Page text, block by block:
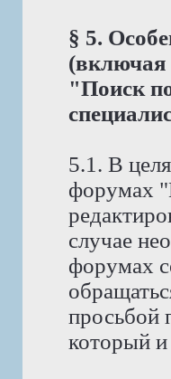
§ 5.
"Поиск
5.1. В
форумах
случае
форумах
просьбой
который и